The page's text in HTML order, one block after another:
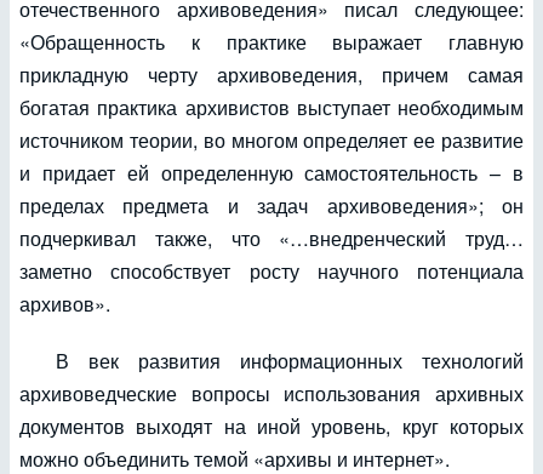
отечественного архивоведения» писал следующее:
«Обращенность к практике выражает главную
прикладную черту архивоведения, причем самая
богатая практика архивистов выступает необходимым
источником теории, во многом определяет ее развитие
и придает ей определенную самостоятельность – в
пределах предмета и задач архивоведения»; он
подчеркивал также, что «…внедренческий труд…
заметно способствует росту научного потенциала
архивов».
В век развития информационных технологий
архивоведческие вопросы использования архивных
документов выходят на иной уровень, круг которых
можно объединить темой «архивы и интернет».